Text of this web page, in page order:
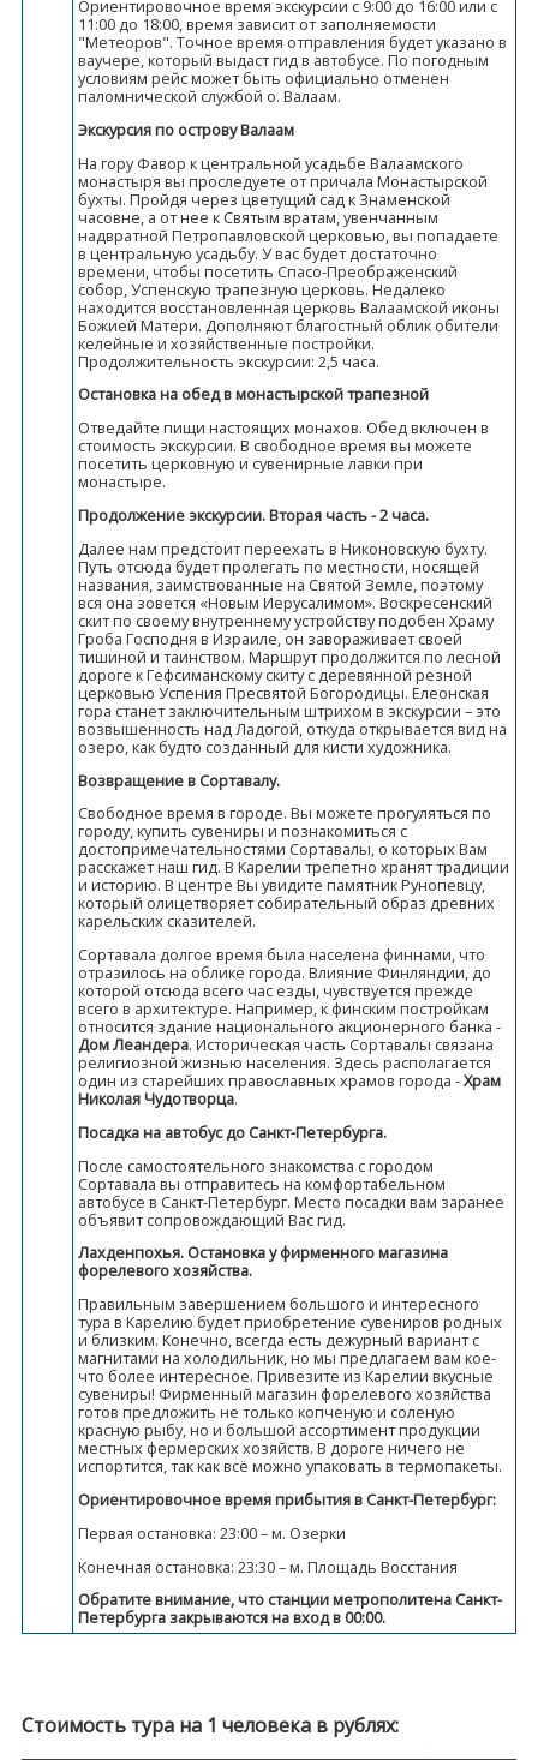
Ориентировочное время экскурсии с 9:00 до 16:00 или с
11:00 до 18:00, время зависит от заполняемости
"Метеоров". Точное время отправления будет указано в
ваучере, который выдаст гид в автобусе. По погодным
условиям рейс может быть официально отменен
паломнической службой о. Валаам.
Экскурсия по острову Валаам
На гору Фавор к центральной усадьбе Валаамского
монастыря вы проследуете от причала Монастырской
бухты. Пройдя через цветущий сад к Знаменской
часовне, а от нее к Святым вратам, увенчанным
надвратной Петропавловской церковью, вы попадаете
в центральную усадьбу. У вас будет достаточно
времени, чтобы посетить Спасо-Преображенский
собор, Успенскую трапезную церковь. Недалеко
находится восстановленная церковь Валаамской иконы
Божией Матери. Дополняют благостный облик обители
келейные и хозяйственные постройки.
Продолжительность экскурсии: 2,5 часа.
Остановка на обед в монастырской трапезной
Отведайте пищи настоящих монахов. Обед включен в
стоимость экскурсии. В свободное время вы можете
посетить церковную и сувенирные лавки при
монастыре.
Продолжение экскурсии. Вторая часть - 2 часа.
Далее нам предстоит переехать в Никоновскую бухту.
Путь отсюда будет пролегать по местности, носящей
названия, заимствованные на Святой Земле, поэтому
вся она зовется «Новым Иерусалимом». Воскресенский
скит по своему внутреннему устройству подобен Храму
Гроба Господня в Израиле, он завораживает своей
тишиной и таинством. Маршрут продолжится по лесной
дороге к Гефсиманскому скиту с деревянной резной
церковью Успения Пресвятой Богородицы. Елеонская
гора станет заключительным штрихом в экскурсии – это
возвышенность над Ладогой, откуда открывается вид на
озеро, как будто созданный для кисти художника.
Возвращение в Сортавалу.
Свободное время в городе. Вы можете прогуляться по
городу, купить сувениры и познакомиться с
достопримечательностями Сортавалы, о которых Вам
расскажет наш гид. В Карелии трепетно хранят традиции
и историю. В центре Вы увидите памятник Рунопевцу,
который олицетворяет собирательный образ древних
карельских сказителей.
Сортавала долгое время была населена финнами, что
отразилось на облике города. Влияние Финляндии, до
которой отсюда всего час езды, чувствуется прежде
всего в архитектуре. Например, к финским постройкам
относится здание национального акционерного банка -
Дом Леандера. Историческая часть Сортавалы связана
религиозной жизнью населения. Здесь располагается
один из старейших православных храмов города -Храм
Николая Чудотворца.
Посадка на автобус до Санкт-Петербурга.
После самостоятельного знакомства с городом
Сортавала вы отправитесь на комфортабельном
автобусе в Санкт-Петербург. Место посадки вам заранее
объявит сопровождающий Вас гид.
Лахденпохья. Остановка у фирменного магазина
форелевого хозяйства.
Правильным завершением большого и интересного
тура в Карелию будет приобретение сувениров родных
и близким. Конечно, всегда есть дежурный вариант с
магнитами на холодильник, но мы предлагаем вам кое-
что более интересное. Привезите из Карелии вкусные
сувениры! Фирменный магазин форелевого хозяйства
готов предложить не только копченую и соленую
красную рыбу, но и большой ассортимент продукции
местных фермерских хозяйств. В дороге ничего не
испортится, так как всё можно упаковать в термопакеты.
Ориентировочное время прибытия в Санкт-Петербург:
Первая остановка: 23:00 – м. Озерки
Конечная остановка: 23:30 – м. Площадь Восстания
Обратите внимание, что станции метрополитена Санкт-
Петербурга закрываются на вход в 00:00.
Стоимость тура на 1 человека в рублях: